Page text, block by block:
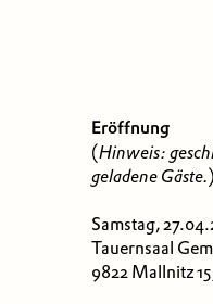
Eröffnung
(Hinweis:
geladene Gäste.)
Samstag,
Tauernsaal
9822 Mallnitz